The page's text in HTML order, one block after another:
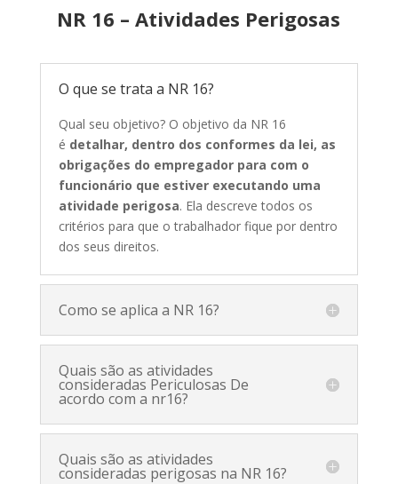
NR 16 – Atividades Perigosas
O que se trata a NR 16?
Qual seu objetivo? O objetivo da NR 16
é detalhar, dentro dos conformes da lei, as
obrigações do empregador para com o
funcionário que estiver executando uma
atividade perigosa. Ela descreve todos os
critérios para que o trabalhador fique por dentro
dos seus direitos.
Como se aplica a NR 16?
Quais são as atividades
consideradas Periculosas De
acordo com a nr16?
Quais são as atividades
consideradas perigosas na NR 16?